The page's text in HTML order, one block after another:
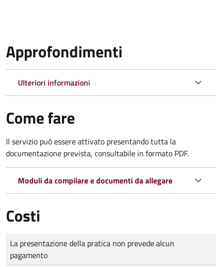
Approfondimenti
Ulteriori informazioni
Come fare
Il servizio può essere attivato presentando tutta la
documentazione prevista, consultabile in formato PDF.
Moduli da compilare e documenti da allegare
Costi
Tipo di pagamento
Importo
La presentazione della pratica non prevede alcun
pagamento